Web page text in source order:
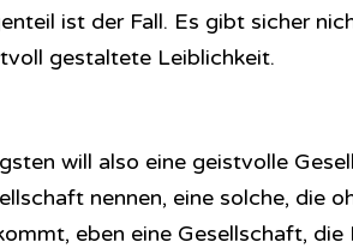
ist der Fall. Es gibt sicher
gestaltete Leiblichkeit.
will also eine geistvolle
nennen, eine solche, die
eben eine Gesellschaft,